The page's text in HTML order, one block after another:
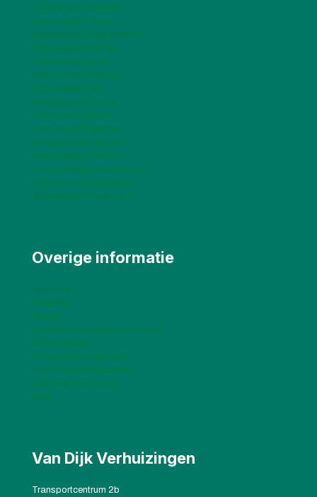
Verhuisbedrijf Gennep
Verhuisbedrijf Oploo
Verhuisbedrijf Sint-Anthonis
Verhuisbedrijf Schaijk
Verhuisbedrijf Uden
Verhuisbedrijf Wijchen
Verhuisbedrijf Mill
Verhuisbedrijf Grave
Verhuisbedrijf Mook
Verhuisbedrijf Bergen
Verhuisbedrijf Helmond
Verhuisbedrijf Oostrum
Verhuisbedrijf Grubbenvorst
Verhuisbedrijf Seveneum
Verhuisbedrijf Roermond
Overige informatie
Vacatures
Webshop
Nieuws
Onderdeel van Mondial Movers
MVO koploper
Beleidsverklaring (pdf)
Algemene voorwaarden
AVG verklaring (pdf)
Blog
Van Dijk Verhuizingen
Transportcentrum 2b